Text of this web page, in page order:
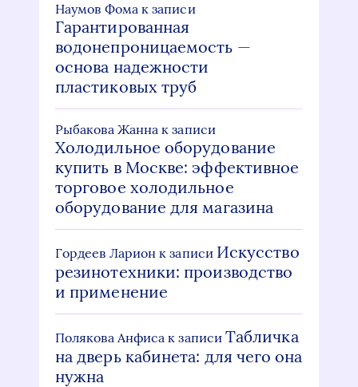
Наумов Фомак записи
Гарантированная
водонепроницаемость —
основа надежности
пластиковых труб
Рыбакова Жанна к записи
Холодильное оборудование
купить в Москве: эффективное
торговое холодильное
оборудование для магазина
Гордеев Ларион к записи Искусство
резинотехники: производство
и применение
Полякова Анфиса к записиТабличка
на дверь кабинета: для чего она
нужна